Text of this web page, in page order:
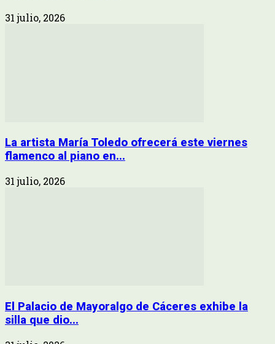
31 julio, 2026
La artista María Toledo ofrecerá este viernes
flamenco al piano en...
31 julio, 2026
El Palacio de Mayoralgo de Cáceres exhibe la
silla que dio...